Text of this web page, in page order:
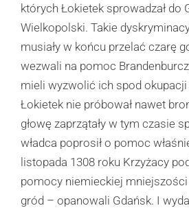
których Łokietek sprowadzał do
Wielkopolski. Takie
musiały w końcu przelać czarę
wezwali na pomoc
mieli wyzwolić ich spod
Łokietek nie próbował nawet
głowę zaprzątały w tym czasie
władca poprosił o pomoc
listopada 1308 roku Krzyżacy
pomocy niemieckiej
gród – opanowali Gdańsk. I